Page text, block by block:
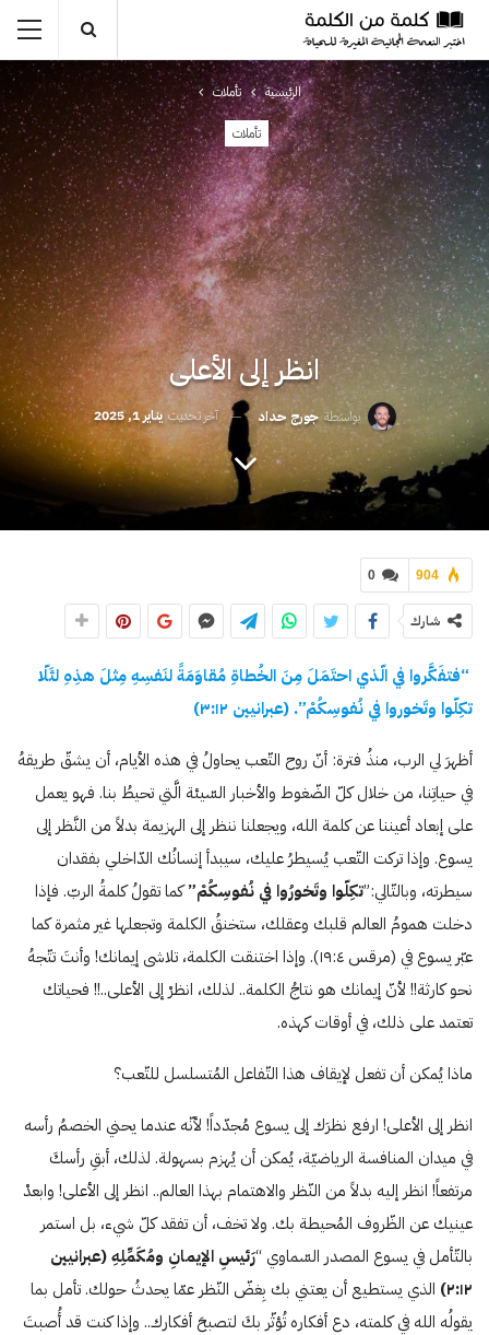
الرئيسية تأملات
تأملات
انظر إلى الأعلى
بواسطة جورج حداد آخر تحديث يناير 1, 2025
0 904
شارك
“فتفَكَّروا في الّذي احتَمَلَ مِنَ الخُطاةِ مُقاوَمَةً لنَفسِهِ مِثلَ هذِهِ لئَلّا
تكِلّوا وتَخوروا في نُفوسِكُمْ”. (عبرانيين
٣:١٢ )
أظهرَ لي الرب، منذُ فترة: أنّ روح التّعب يحاولُ في هذه الأيام، أن يشقّ طريقهُ
في حياتِنا، من خلال كلّ الضّغوط والأخبار السّيئة الَّتي تحيطُ بنا. فهو يعمل
على إبعاد أعيننا عن كلمة الله، ويجعلنا ننظر إلى الهزيمة بدلاً من النَّظر إلى
يسوع. وإذا تركت التّعب يُسيطرُ عليك، سيبدأ إنسانُك الدّاخلي بفقدان
سيطرته، وبالتّالي:”تكِلّوا وتَخورُوا في نُفوسِكُمْ”كما تقولُ كلمةُ الربّ. فإذا
دخلت همومُ العالم قلبك وعقلك، ستخنقُ الكلمة وتجعلها غير مثمرة كما
عبّر يسوع في (مرقس ١٩:٤). وإذا اختنقت الكلمة، تلاشى إيمانك! وأنتَ تتّجهُ
نحو كارثة!! لأنّ إيمانك هو نتاجُ الكلمة.. لذلك، انظرْ إلى الأعلى..!! فحياتك
تعتمد على ذلك، في أوقات كهذه.
ماذا يُمكن أن تفعل لإيقاف هذا التّفاعل المُتسلسل للتّعب؟
انظر إلى الأعلى! ارفع نظرَك إلى يسوع مُجدّداً! لأنّه عندما يحني الخصمُ رأسه
في ميدان المنافسة الرياضيّة، يُمكن أن يُهزم بسهولة. لذلك، أبقِ رأسكَ
مرتفعاً! انظر إليه بدلاً من النّظر والاهتمام بهذا العالم.. انظر إلى الأعلى! وابعدْ
عينيك عن الظّروف المُحيطة بك. ولا تخف، أن تفقد كلّ شيء، بل استمر
بالتّأمل في يسوع المصدر السّماوي “رَئيسِ الإيمانِ ومُكَمِّلِهِ(عبرانيين
٢:١٢ ) الذي يستطيع أن يعتني بك بِغضّ النّظر عمّا يحدثُ حولك. تأمل بما
يقولُه الله في كلمته، دع أفكاره تُؤثّر بكَ لتصبحَ أفكارك.. وإذا كنت قد أُصبتَ